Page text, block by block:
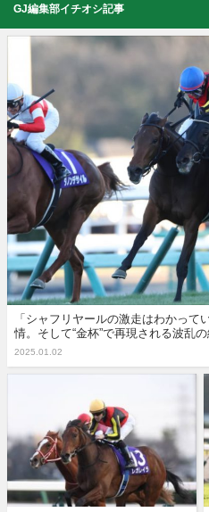
GJ編集部イチオシ記事
「シャフリヤールの激走はわかっ
情。そして“金杯”で再現される波乱
2025.01.02